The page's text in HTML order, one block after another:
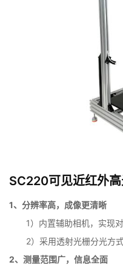
SC220可见近红外
1、分辨率高，成像更清晰
1）内置辅助相机，实现
2）采用透射光栅分光方
2、测量范围广，信息全面